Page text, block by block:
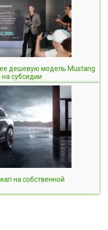
дешевую модель Mustang
на субсидии
на собственной